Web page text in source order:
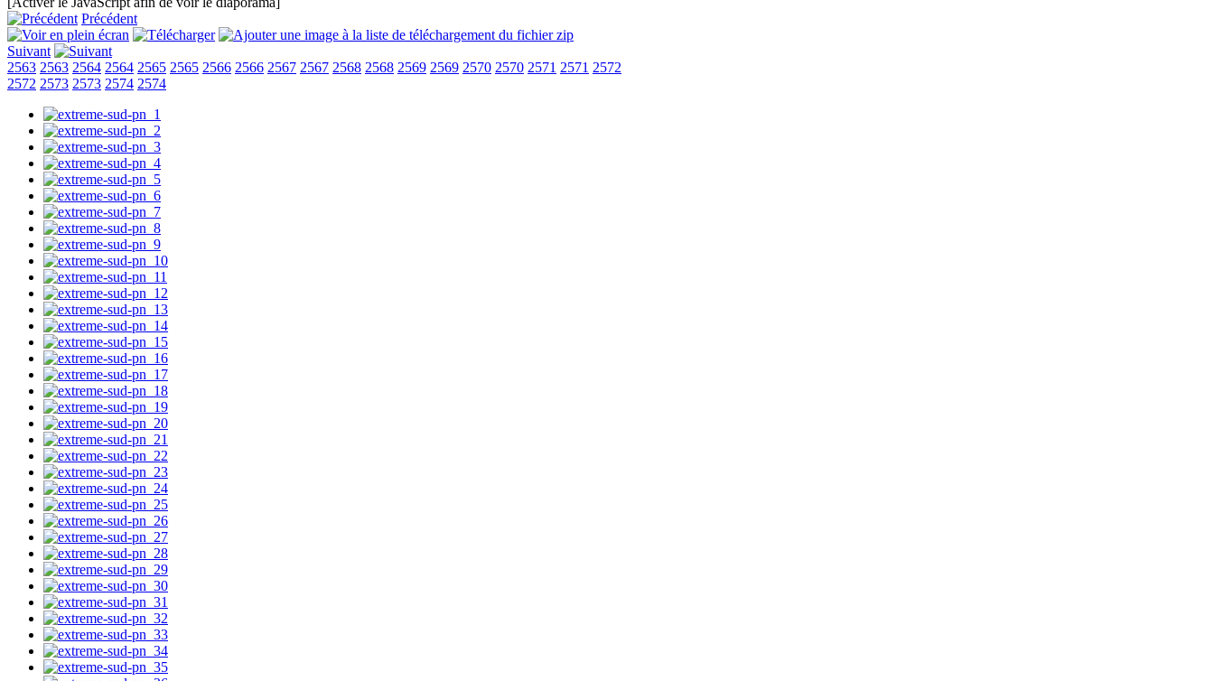
Précédent
Suivant
2563 2563 2564 2564 2565 2565 2566 2566 2567 2567 2568 2568 2569 2569 2570 2570 2571 2571 2572
2572 2573 2573 2574 2574